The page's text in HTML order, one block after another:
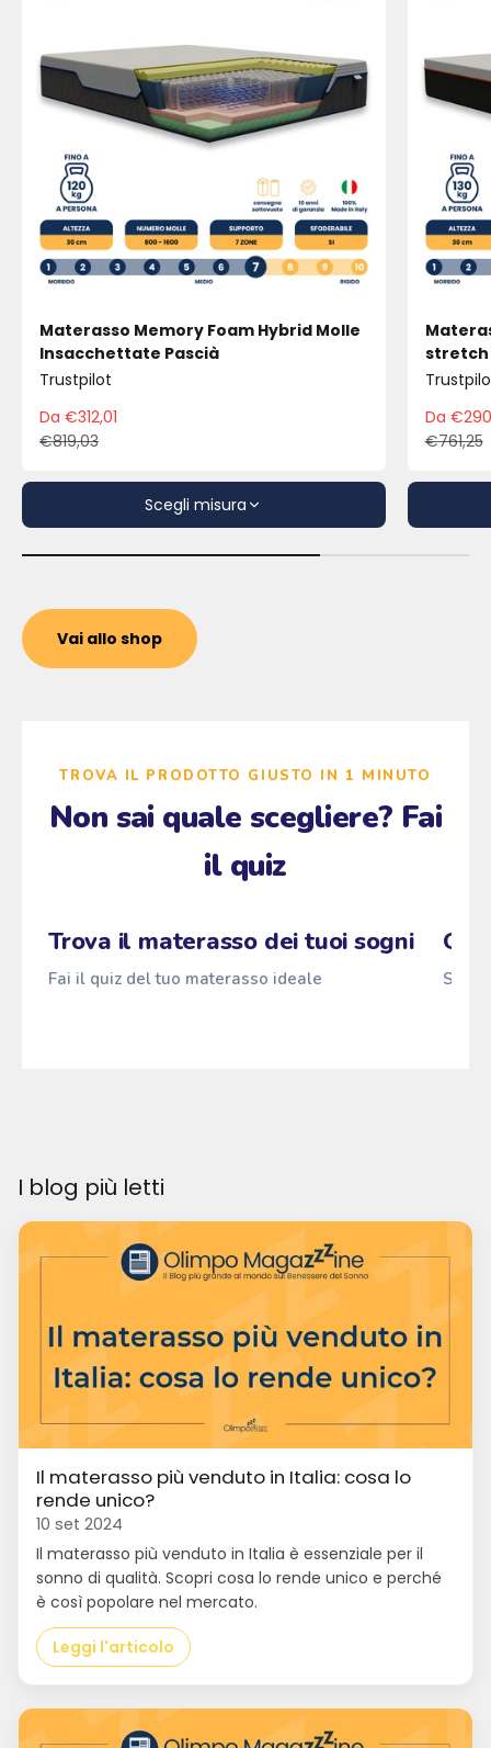
Materasso Memory Foam Hybrid Molle
Insacchettate Pascià
Trustpilot
Prezzo scontato
Da €312,01
Prezzo
€819,03
Scegli misura
stretch
Da
€761,25
Vai allo shop
TROVA IL PRODOTTO GIUSTO IN 1 MINUTO
Non sai quale scegliere? Fai
il quiz
Trova il materasso dei tuoi sogni
Fai il quiz del tuo materasso ideale
I blog più letti
Il materasso più venduto in Italia: cosa lo
rende unico?
10 set 2024
Il materasso più venduto in Italia è essenziale per il
sonno di qualità. Scopri cosa lo rende unico e perché
è così popolare nel mercato.
Leggi l'articolo